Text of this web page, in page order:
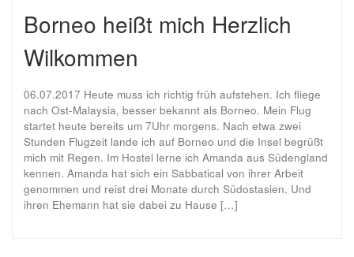
Borneo heißt mich Herzlich
Wilkommen
06.07.2017 Heute muss ich richtig früh aufstehen. Ich fliege
nach Ost-Malaysia, besser bekannt als Borneo. Mein Flug
startet heute bereits um 7Uhr morgens. Nach etwa zwei
Stunden Flugzeit lande ich auf Borneo und die Insel begrüßt
mich mit Regen. Im Hostel lerne ich Amanda aus Südengland
kennen. Amanda hat sich ein Sabbatical von ihrer Arbeit
genommen und reist drei Monate durch Südostasien. Und
ihren Ehemann hat sie dabei zu Hause […]